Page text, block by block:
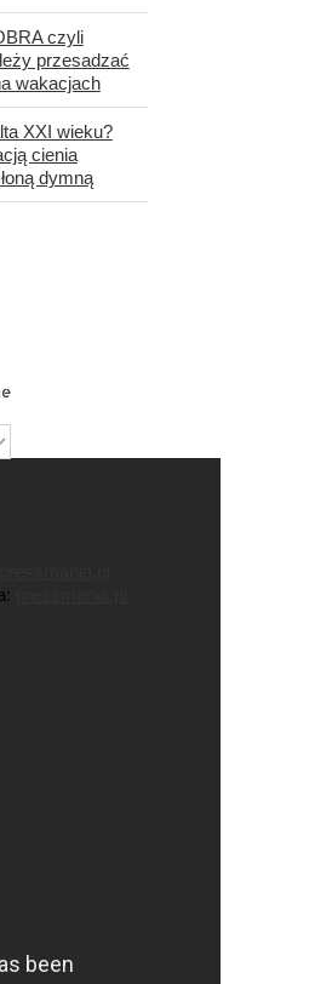
czyli
przesadzać
wakacjach
XXI wieku?
cienia
dymną